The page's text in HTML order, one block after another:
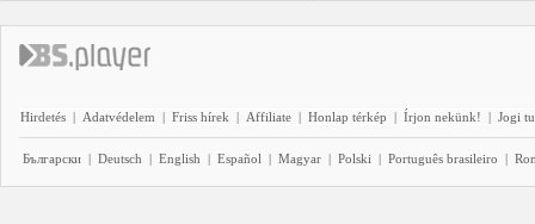
Hirdetés | Adatvédelem | Friss hírek | Affiliate | Honlap térkép | Írjon nekünk! | Jogi
Български | Deutsch | English | Español | Magyar | Polski | Português brasileiro |